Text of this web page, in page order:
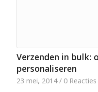
Verzenden in bulk:
personaliseren
23 mei, 2014 / 0 Reacties